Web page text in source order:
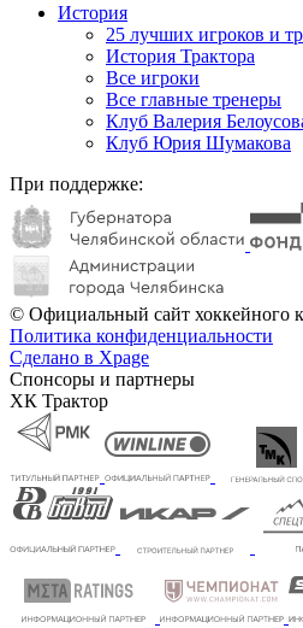
История
25 лучших игроков и
История Трактора
Все игроки
Все главные тренеры
Клуб Валерия
Клуб Юрия Шумакова
При поддержке:
© Официальный сайт хоккейного
Политика конфиденциальности
Сделано в Xpage
Спонсоры и партнеры
ХК Трактор